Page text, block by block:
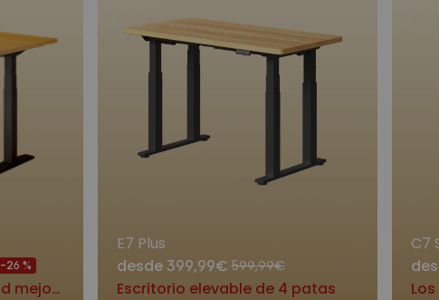
-26 %
Escritorio con estabilidad mejorada
E7 Plus
desde 399,99€ 599,99€
Escritorio elevable de 4 patas
C7